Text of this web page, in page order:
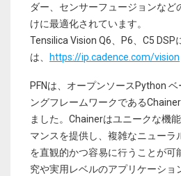
ダー、センサーフュージョンなど
けに最適化されています。
Tensilica Vision Q6、P6、C5 DSP
は、 https://ip.cadence.com/vision
PFNは、オープンソースPython
ングフレームワークである
ました。Chainerはユニークな機
マンスを提供し、複雑なニューラ
を直観的かつ容易に行うことが可
究や実用レベルのアプリケーショ